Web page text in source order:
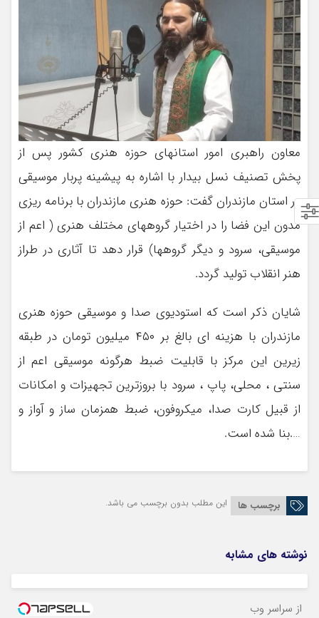
معاون راهبری امور استانهای حوزه هنری کشور پس از
پخش تصنیف نسل بیدار با اشاره به پیشینه پربار موسیقی
در استان مازندران گفت: حوزه هنری مازندران با برنامه ریزی
مدون این فضا را در اختیار گروههای مختلف هنری ( اعم از
موسیقی، سرود و دیگر گروهها) قرار دهد تا آثاری در طراز
هنر انقلاب تولید گردد.
شایان ذکر است که استودیوی صدا و موسیقی حوزه هنری
مازندران با هزینه ای بالغ بر ۴۵۰ میلیون تومان در طبقه
زیرین این مرکز با قابلیت ضبط هرگونه موسیقی اعم از
سنتی ، محلی، پاپ ، سرود با بروزترین تجهیزات و امکانات
از قبیل کارت صدا، میکروفون، ضبط همزمان ساز و آواز و
….بنا شده است.
برچسب ها این مطلب بدون برچسب می باشد.
نوشته های مشابه
از سراسر وب